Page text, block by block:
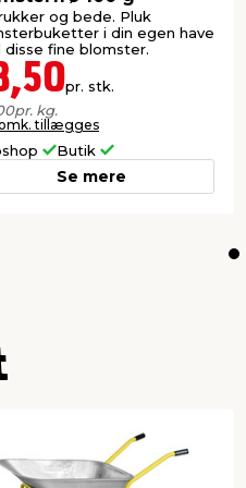
Hjortetrøst
(Primula veris),
(Echinacea
Kæmpe margurit
Atlaskblomst
(Lunaria annua),
(Calendula
sneglebælg
cheirii).
livscyklus på én sæson
de ned og dør. De
og bede. Pluk
i din egen have
disse fine blomster.
pr. stk.
pr. kg.
tillægges
Butik
Se mere